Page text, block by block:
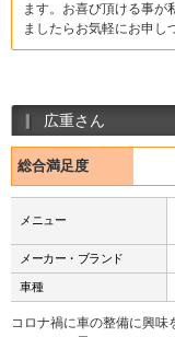
ます。お喜び頂ける事が
ましたらお気軽にお申し
広重さん
総合満足度
メニュー
メーカー・ブランド
車種
コロナ禍に車の整備に興